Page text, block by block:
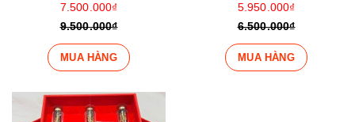
7.500.000₫
9.500.000₫
MUA HÀNG
5.950.000₫
6.500.000₫
MUA HÀNG